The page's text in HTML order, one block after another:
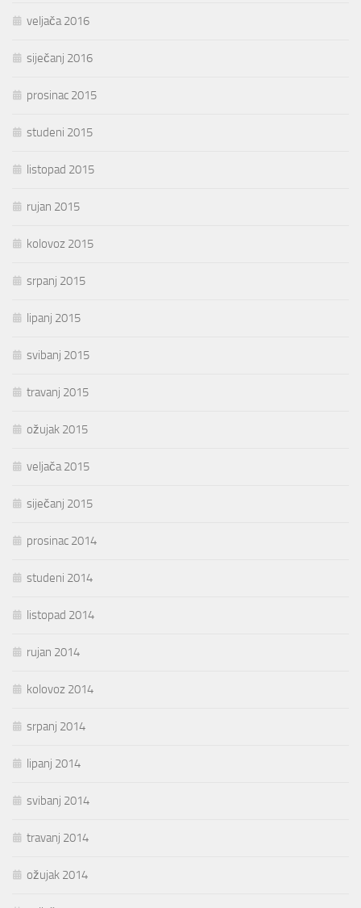
veljača 2016
siječanj 2016
prosinac 2015
studeni 2015
listopad 2015
rujan 2015
kolovoz 2015
srpanj 2015
lipanj 2015
svibanj 2015
travanj 2015
ožujak 2015
veljača 2015
siječanj 2015
prosinac 2014
studeni 2014
listopad 2014
rujan 2014
kolovoz 2014
srpanj 2014
lipanj 2014
svibanj 2014
travanj 2014
ožujak 2014